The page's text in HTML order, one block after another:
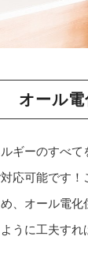
オール電
ギーのすべ
応可能です
、オール電
うに工夫す